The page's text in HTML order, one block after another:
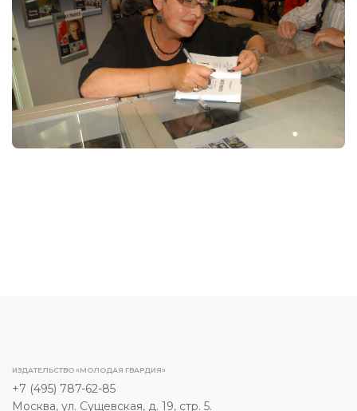
ИЗДАТЕЛЬСТВО «МОЛОДАЯ ГВАРДИЯ»
+7 (495) 787-62-85
Москва, ул. Сущевская, д. 19, стр. 5.